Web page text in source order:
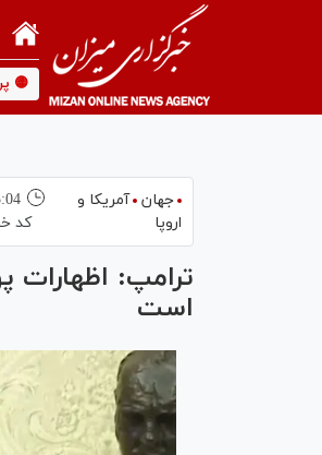
🟡
جهان آمریکا و
اروپا
کد
ترامپ: اظهارات
است